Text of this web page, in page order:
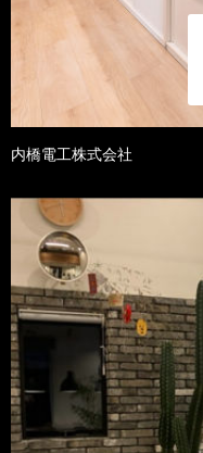
内橋電工株式会社